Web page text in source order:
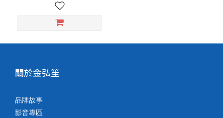
關於金弘笙
品牌故事
影音專區